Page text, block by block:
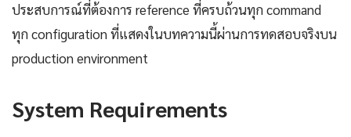
ประสบการณ์ที่ต้องการ reference ที่ครบถ้วนทุก command
ทุก configuration ที่แสดงในบทความนี้ผ่านการทดสอบจริงบน
production environment
System Requirements